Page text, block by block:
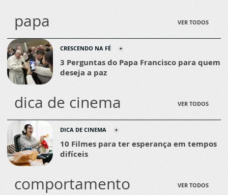
papa VER TODOS
CRESCENDO NA FÉ
3 Perguntas do Papa Francisco para quem
deseja a paz
dica de cinema VER TODOS
DICA DE CINEMA
10 Filmes para ter esperança em tempos
difíceis
comportamento VER TODOS